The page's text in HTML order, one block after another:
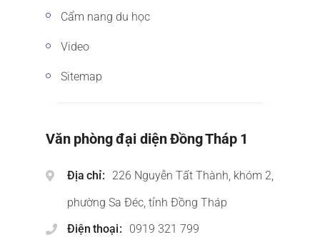
Cẩm nang du học
Video
Sitemap
Văn phòng đại diện Đồng Tháp 1
Địa chỉ
226 Nguyễn Tất Thành, khóm 2,
phường Sa Đéc, tỉnh Đồng Tháp
Điện thoại
0919 321 799